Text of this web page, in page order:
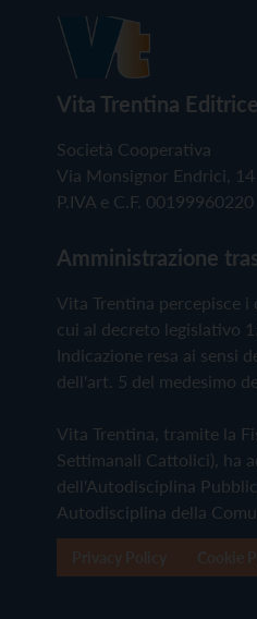
Vita Trentina Editrice
Società Cooperativa
Via Monsignor Endrici,
P.IVA e C.F. 00199960220
Amministrazione
Vita Trentina percepisce
cui al decreto legislativo
Indicazione resa ai sensi
dell'art. 5 del medesimo
Vita Trentina, tramite la
Settimanali Cattolici), ha
dell'Autodisciplina
Autodisciplina della